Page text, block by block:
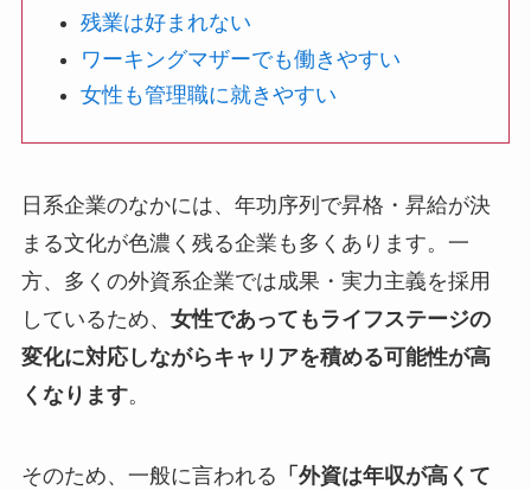
残業は好まれない
ワーキングマザーでも働きやすい
女性も管理職に就きやすい
日系企業のなかには、年功序列で昇格・昇給が決
まる文化が色濃く残る企業も多くあります。一
方、多くの外資系企業では成果・実力主義を採用
しているため、 女性であってもライフステージの
変化に対応しながらキャリアを積める可能性が高
くなります。
そのため、一般に言われる 「外資は年収が高くて